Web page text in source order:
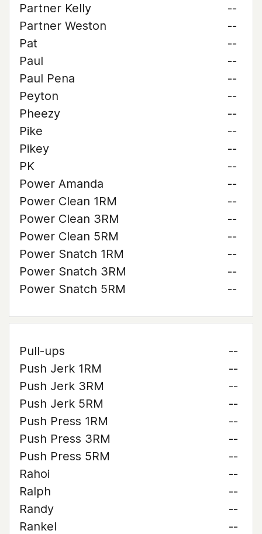
Partner Kelly
--
Partner Weston
--
Pat
--
Paul
--
Paul Pena
--
Peyton
--
Pheezy
--
Pike
--
Pikey
--
PK
--
Power Amanda
--
Power Clean 1RM
--
Power Clean 3RM
--
Power Clean 5RM
--
Power Snatch 1RM
--
Power Snatch 3RM
--
Power Snatch 5RM
--
Pull-ups
--
Push Jerk 1RM
--
Push Jerk 3RM
--
Push Jerk 5RM
--
Push Press 1RM
--
Push Press 3RM
--
Push Press 5RM
--
Rahoi
--
Ralph
--
Randy
--
Rankel
--